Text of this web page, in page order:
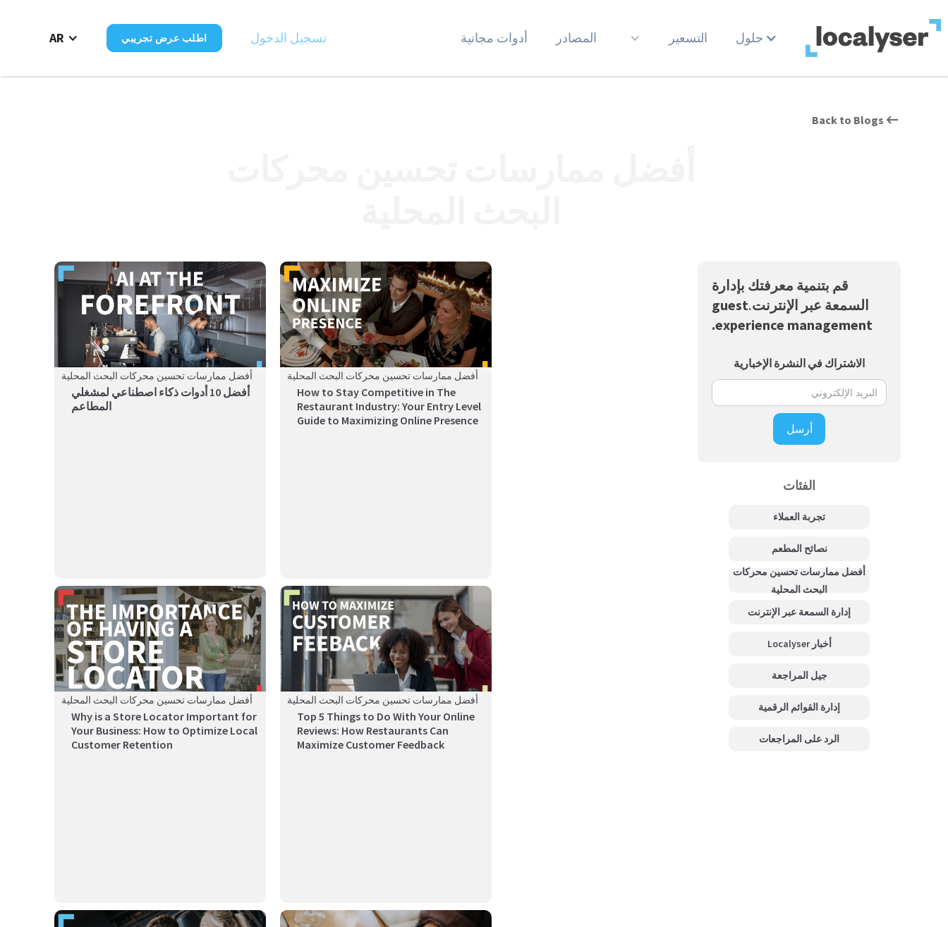
حلول التسعير المصادر أدوات مجانية تسجيل الدخول اطلب عرض تجريبي AR
Back to Blogs
أفضل ممارسات تحسين محركات البحث المحلية
أفضل 10 أدوات ذكاء اصطناعي لمشغلي
المطاعم
يستعرض هذا الدليل 10 أدوات ذكاء اصطناعي تساعد
أفضل ممارسات تحسين محركات البحث المحلية
How to Stay Competitive in The
Restaurant Industry: Your Entry Level
Guide to Maximizing Online Presence
In today’s competitive restaurant industry, a strong
أفضل ممارسات تحسين محركات البحث المحلية
Why is a Store Locator Important for
Your Business: How to Optimize Local
Customer Retention
أفضل ممارسات تحسين محركات البحث المحلية
Top 5 Things to Do With Your Online
Reviews: How Restaurants Can
Maximize Customer Feedback
قم بتنمية معرفتك بإدارة
السمعة عبر الإنترنت.guest
experience management.
الاشتراك في النشرة الإخبارية
الفئات
تجربة العملاء
نصائح المطعم
أفضل ممارسات تحسين محركات
البحث المحلية
إدارة السمعة عبر الإنترنت
أخبار Localyser
جيل المراجعة
إدارة القوائم الرقمية
الرد على المراجعات